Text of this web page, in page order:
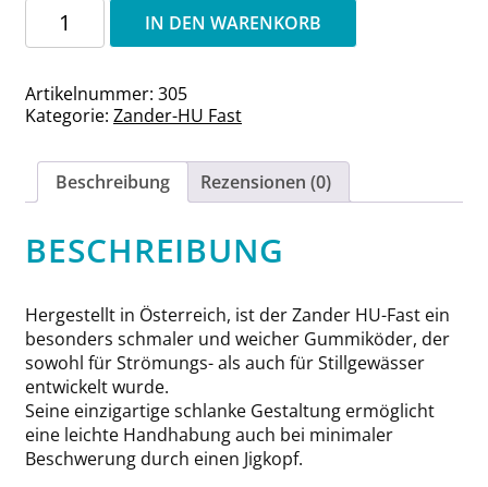
Zander-
Fast
Ghost
Menge
IN DEN WARENKORB
Artikelnummer: 305
Kategorie: Zander-HU Fast
Beschreibung Rezensionen (0)
BESCHREIBUNG
Hergestellt in Österreich, ist der Zander HU-Fast ein
besonders schmaler und weicher Gummiköder, der
sowohl für Strömungs- als auch für Stillgewässer
entwickelt wurde.
Seine einzigartige schlanke Gestaltung ermöglicht
eine leichte Handhabung auch bei minimaler
Beschwerung durch einen Jigkopf.